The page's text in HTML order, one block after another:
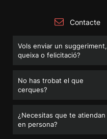
Contacte
Vols enviar un suggeriment,
queixa o felicitació?
No has trobat el que
cerques?
¿Necesitas que te atiendan
en persona?